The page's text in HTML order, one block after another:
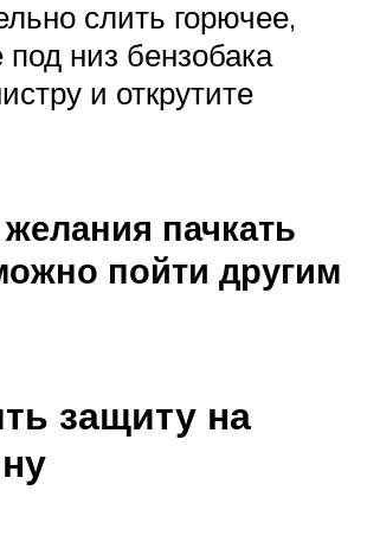
слить горючее,
под низ бензобака
и открутите
пачкать
пойти другим
защиту на